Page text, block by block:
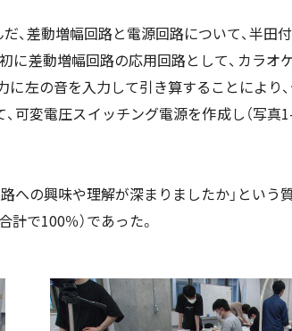
、差動増幅回路と電源回路について、半田
差動増幅回路の応用回路として、カラオ
に左の音を入力して引き算することにより
可変電圧スイッチング電源を作成し（写真
の興味や理解が深まりましたか」という質
計で100％）であった。